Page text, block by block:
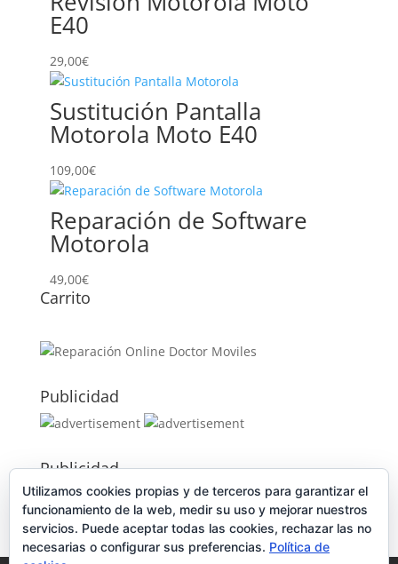
E40
29,00€
Sustitución Pantalla
Motorola Moto E40
109,00€
Reparación de Software
Motorola
49,00€
Carrito
Publicidad
Publicidad
Utilizamos cookies propias y de terceros para garantizar el
funcionamiento de la web, medir su uso y mejorar nuestros
servicios. Puede aceptar todas las cookies, rechazar las no
necesarias o configurar sus preferencias. Política de